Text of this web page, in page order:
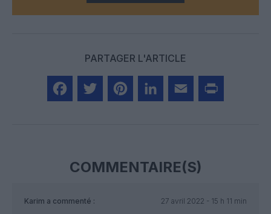
PARTAGER L'ARTICLE
COMMENTAIRE(S)
Karim a commenté :
27 avril 2022 - 15 h 11 min